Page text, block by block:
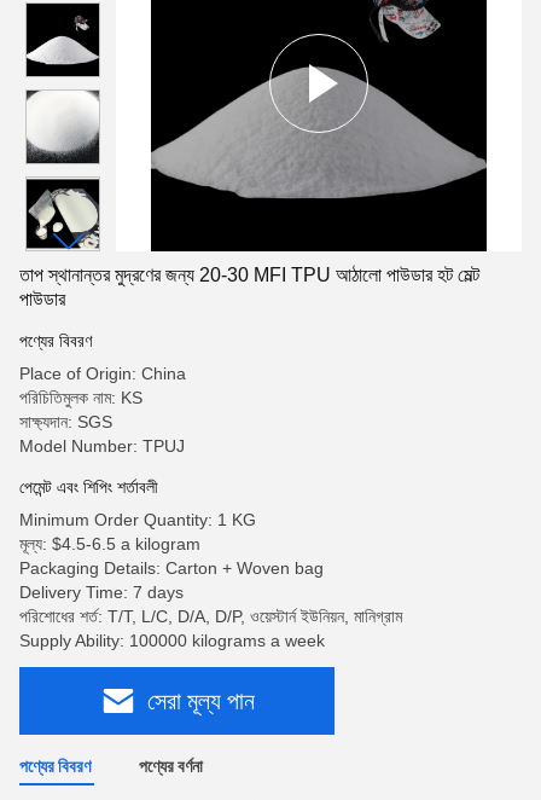
তাপ স্থানান্তর মুদ্রণের জন্য 20-30 MFI TPU আঠালো পাউডার হট মেল্ট
পাউডার
পণ্যের বিবরণ
Place of Origin: China
পরিচিতিমুলক নাম: KS
সাক্ষ্যদান: SGS
Model Number: TPUJ
পেমেন্ট এবং শিপিং শর্তাবলী
Minimum Order Quantity: 1 KG
মূল্য: $4.5-6.5 a kilogram
Packaging Details: Carton + Woven bag
Delivery Time: 7 days
পরিশোধের শর্ত: T/T, L/C, D/A, D/P, ওয়েস্টার্ন ইউনিয়ন, মানিগ্রাম
Supply Ability: 100000 kilograms a week
সেরা মূল্য পান
পণ্যের বিবরণ পণ্যের বর্ণনা